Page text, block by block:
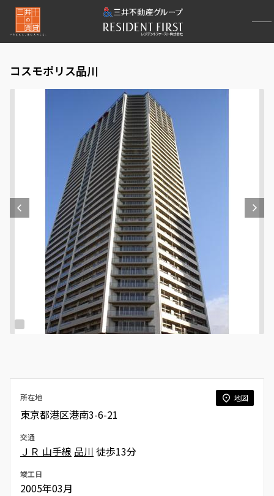
コスモポリス品川
所在地 地図
東京都港区港南3-6-21
交通
ＪＲ 山手線 品川 徒歩13分
竣工日
2005年03月